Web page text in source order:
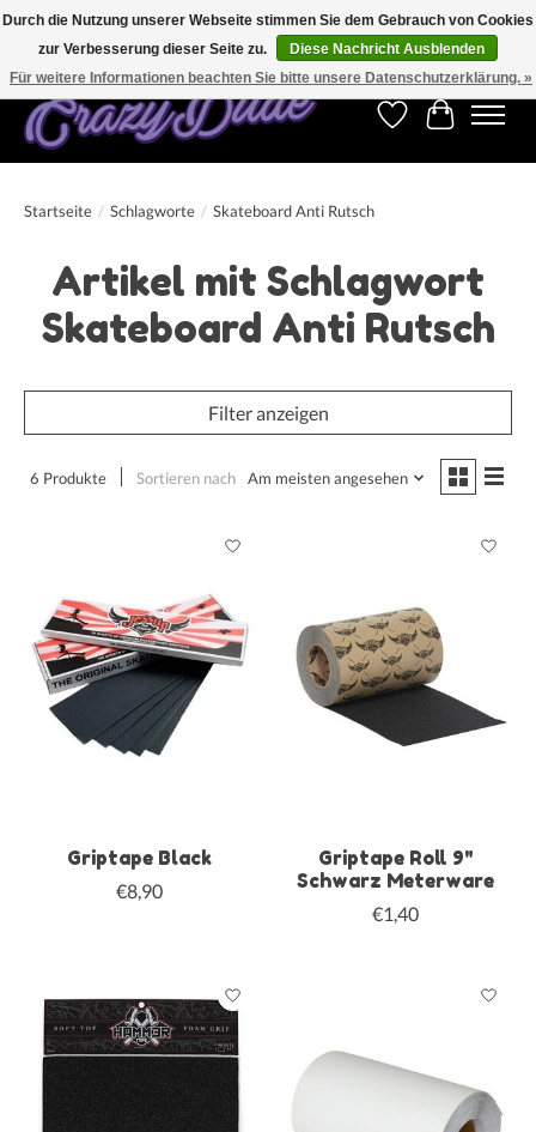
Kostenfreier Versand für Bestellungen ab 250 €. Weltweite Lieferung!
Wunschzettel
Ihr
Startseite / Schlagworte / Skateboard Anti Rutsch
Artikel mit Schlagwort
Skateboard Anti Rutsch
Filter anzeigen
6 Produkte Sortieren nach Am meisten angesehen
Griptape Black
€8,90
Griptape Roll 9"
Schwarz Meterware
€1,40
Durch die Nutzung unserer Webseite stimmen Sie dem Gebrauch von Cookies
zur Verbesserung dieser Seite zu.
Diese Nachricht Ausblenden
Für weitere Informationen beachten Sie bitte unsere Datenschutzerklärung. »